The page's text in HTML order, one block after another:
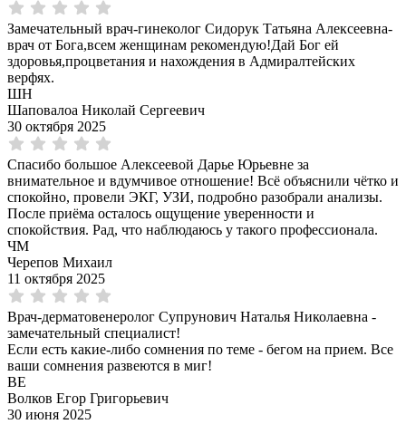
Замечательный врач-гинеколог Сидорук Татьяна Алексеевна-
врач от Бога,всем женщинам рекомендую!Дай Бог ей
здоровья,процветания и нахождения в Адмиралтейских
верфях.
ШН
Шаповалоа Николай Сергеевич
30 октября 2025
Спасибо большое Алексеевой Дарье Юрьевне за
внимательное и вдумчивое отношение! Всё объяснили чётко и
спокойно, провели ЭКГ, УЗИ, подробно разобрали анализы.
После приёма осталось ощущение уверенности и
спокойствия. Рад, что наблюдаюсь у такого профессионала.
ЧМ
Черепов Михаил
11 октября 2025
Врач-дерматовенеролог Супрунович Наталья Николаевна -
замечательный специалист!
Если есть какие-либо сомнения по теме - бегом на прием. Все
ваши сомнения развеются в миг!
ВЕ
Волков Егор Григорьевич
30 июня 2025